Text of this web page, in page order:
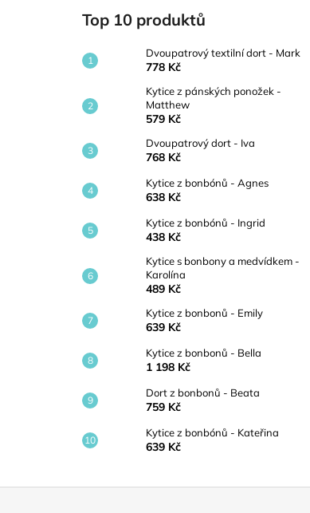
Top 10 produktů
Dvoupatrový textilní dort - Mark
778 Kč
Kytice z pánských ponožek -
Matthew
579 Kč
Dvoupatrový dort - Iva
768 Kč
Kytice z bonbónů - Agnes
638 Kč
Kytice z bonbónů - Ingrid
438 Kč
Kytice s bonbony a medvídkem -
Karolína
489 Kč
Kytice z bonbonů - Emily
639 Kč
Kytice z bonbonů - Bella
1 198 Kč
Dort z bonbonů - Beata
759 Kč
Kytice z bonbónů - Kateřina
639 Kč